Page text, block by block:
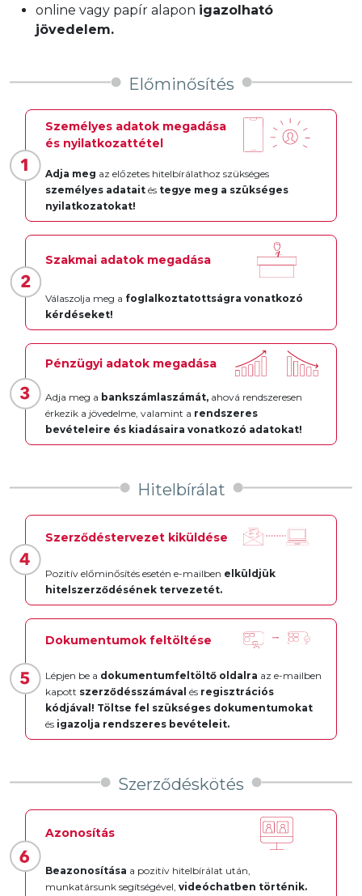
online vagy papír alapon igazolható
jövedelem.
Előminősítés
Személyes adatok megadása
és nyilatkozattétel
Adja meg az előzetes hitelbírálathoz szükséges
személyes adataités tegye meg a szükséges
nyilatkozatokat!
Szakmai adatok megadása
Válaszolja meg a foglalkoztatottságra vonatkozó
kérdéseket!
Pénzügyi adatok megadása
Adja meg a bankszámlaszámát,ahová rendszeresen
érkezik a jövedelme, valamint a rendszeres
bevételeire és kiadásaira vonatkozó adatokat!
Hitelbírálat
Szerződéstervezet kiküldése
Pozitív előminősítés esetén e-mailben elküldjük
hitelszerződésének tervezetét.
Dokumentumok feltöltése
Lépjen be a dokumentumfeltöltő oldalra az e-mailben
kapott szerződésszámával és regisztrációs
kódjával! Töltse fel szükséges dokumentumokat
és igazolja rendszeres bevételeit.
Szerződéskötés
Azonosítás
Beazonosítása a pozitív hitelbírálat után,
munkatársunk segítségével, videóchatben történik.